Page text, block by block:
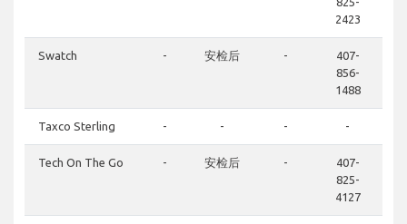
2423
Swatch - 安检后 -
407-
856-
1488
Taxco Sterling - - - -
Tech On The Go - 安检后 -
407-
825-
4127